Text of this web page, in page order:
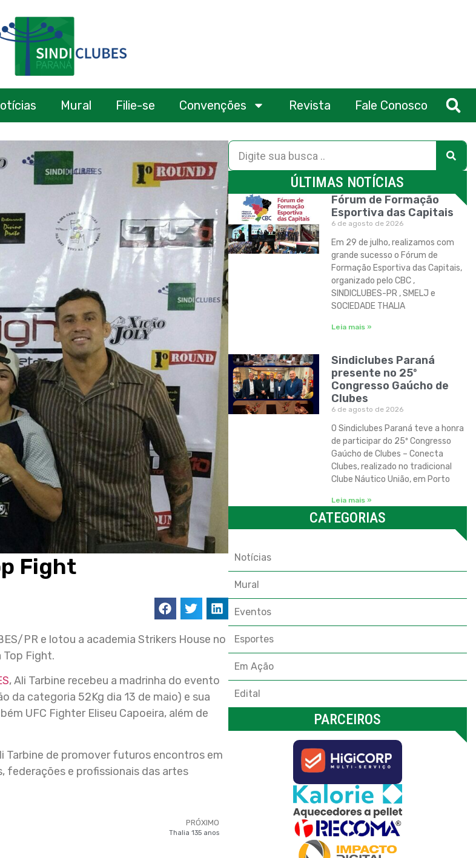
Mural Filie-se Convenções Revista Fale Conosco
Fight
PR e lotou a academia Strikers House no
Fight.
, Ali Tarbine recebeu a madrinha do evento
da categoria 52Kg dia 13 de maio) e sua
UFC Fighter Eliseu Capoeira, além de
Tarbine de promover futuros encontros em
federações e profissionais das artes
PRÓXIMO
Thalia 135 anos
ÚLTIMAS NOTÍCIAS
Fórum de Formação
Esportiva das Capitais
6 de agosto de 2026
Em 29 de julho, realizamos com
grande sucesso o Fórum de
Formação Esportiva das Capitais,
organizado pelo CBC ,
SINDICLUBES-PR , SMELJ e
SOCIEDADE THALIA
Leia mais »
Sindiclubes Paraná
presente no 25º
Congresso Gaúcho de
Clubes
6 de agosto de 2026
O Sindiclubes Paraná teve a honra
de participar do 25º Congresso
Gaúcho de Clubes – Conecta
Clubes, realizado no tradicional
Clube Náutico União, em Porto
Leia mais »
CATEGORIAS
Notícias
Mural
Eventos
Esportes
Em Ação
Edital
PARCEIROS